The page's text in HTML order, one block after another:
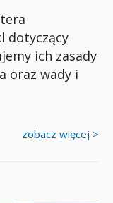
dotyczący
ich zasady
oraz wady i
zobacz więcej >